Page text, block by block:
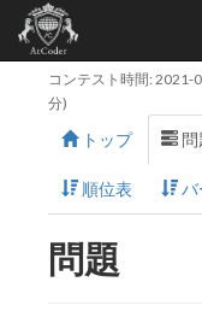
コンテスト時間: 2021-
分)
トップ 問
順位表 バ
問題